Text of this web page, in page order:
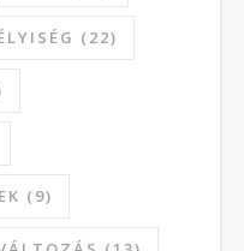
(22)
(9)